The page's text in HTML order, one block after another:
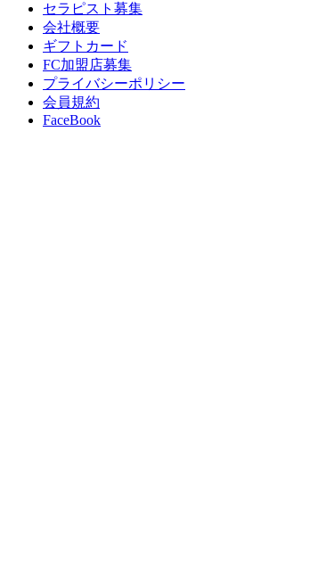
セラピスト募集
会社概要
ギフトカード
FC加盟店募集
プライバシーポリシー
会員規約
FaceBook